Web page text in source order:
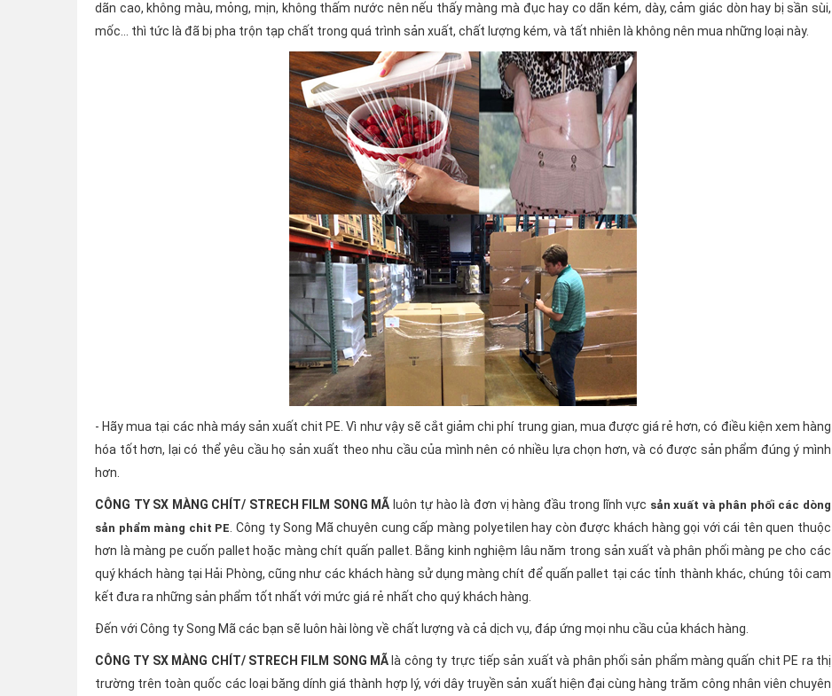
dãn cao, không màu, mỏng, mịn, không thấm nước nên nếu thấy màng mà đục hay co dãn kém, dày, cảm giác dòn hay bị sần sùi,
mốc... thì tức là đã bị pha trộn tạp chất trong quá trình sản xuất, chất lượng kém, và tất nhiên là không nên mua những loại này.
- Hãy mua tại các nhà máy sản xuất chit PE. Vì như vậy sẽ cắt giảm chi phí trung gian, mua được giá rẻ hơn, có điều kiện xem hàng
hóa tốt hơn, lại có thể yêu cầu họ sản xuất theo nhu cầu của mình nên có nhiều lựa chọn hơn, và có được sản phẩm đúng ý mình
hơn.
CÔNG TY SX MÀNG CHÍT/ STRECH FILM SONG MÃ luôn tự hào là đơn vị hàng đầu trong lĩnh vực sản xuất và phân phối các dòng
sản phẩm màng chit PE . Công ty Song Mã chuyên cung cấp màng polyetilen hay còn được khách hàng gọi với cái tên quen thuộc
hơn là màng pe cuốn pallet hoặc màng chít quấn pallet. Bằng kinh nghiệm lâu năm trong sản xuất và phân phối màng pe cho các
quý khách hàng tại Hải Phòng, cũng như các khách hàng sử dụng màng chít để quấn pallet tại các tỉnh thành khác, chúng tôi cam
kết đưa ra những sản phẩm tốt nhất với mức giá rẻ nhất cho quý khách hàng.
Đến với Công ty Song Mã các bạn sẽ luôn hài lòng về chất lượng và cả dịch vụ, đáp ứng mọi nhu cầu của khách hàng.
CÔNG TY SX MÀNG CHÍT/ STRECH FILM SONG MÃ là công ty trực tiếp sản xuất và phân phối sản phẩm màng quấn chit PE ra thị
trường trên toàn quốc các loại băng dính giá thành hợp lý, với dây truyền sản xuất hiện đại cùng hàng trăm công nhân viên chuyên